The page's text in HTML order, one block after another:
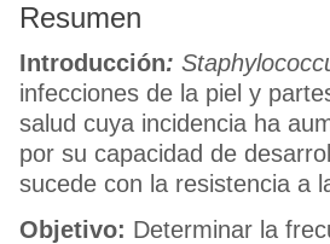
Resumen
Introducción:
infecciones de la piel y
salud cuya incidencia ha
por su capacidad de
sucede con la resistencia a
O bjetivo: Determinar la